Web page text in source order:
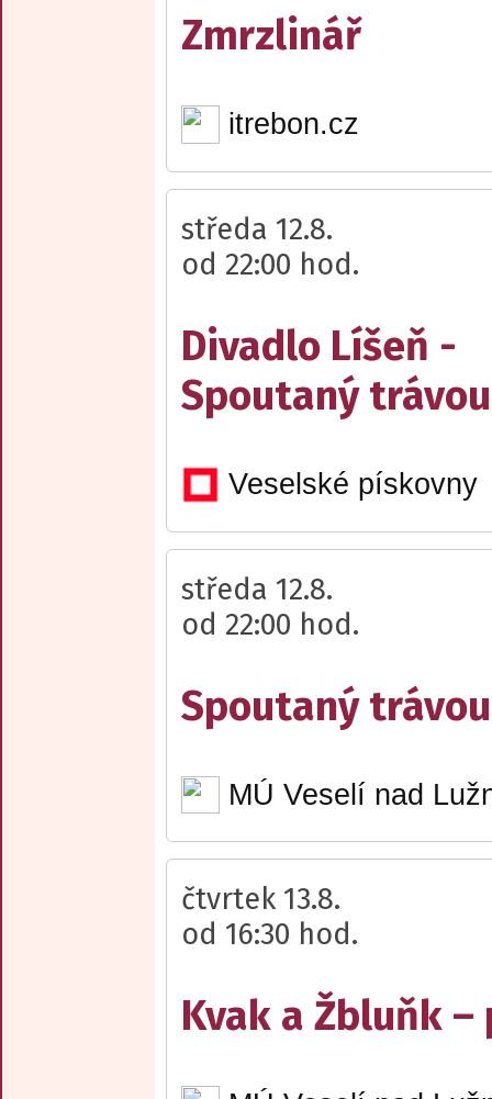
Zmrzlinář
itrebon.cz
středa 12.8.
od 22:00 hod.
Divadlo Líšeň -
Spoutaný trávou
Veselské pískovny
středa 12.8.
od 22:00 hod.
Spoutaný
MÚ Veselí nad
čtvrtek 13.8.
od 16:30 hod.
Kvak a Žbluňk –